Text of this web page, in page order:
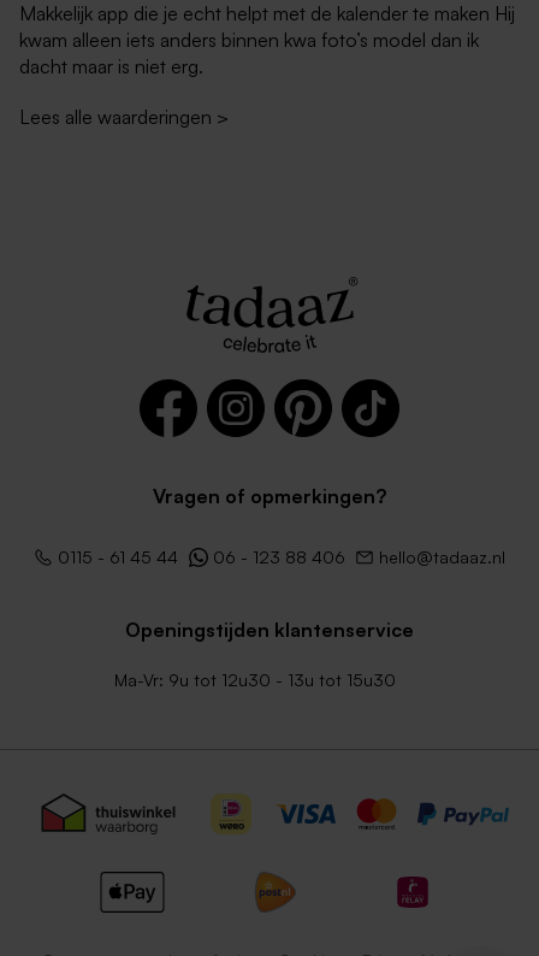
Makkelijk app die je echt helpt met de kalender te maken Hij
kwam alleen iets anders binnen kwa foto’s model dan ik
dacht maar is niet erg.
Lees alle waarderingen >
Vragen of opmerkingen?
0115 - 61 45 44 06 - 123 88 406 hello@tadaaz.nl
Openingstijden klantenservice
Ma-Vr: 9u tot 12u30 - 13u tot 15u30